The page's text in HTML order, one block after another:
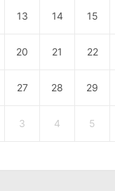
13 14 15
20 21 22
27 28 29
3 4 5